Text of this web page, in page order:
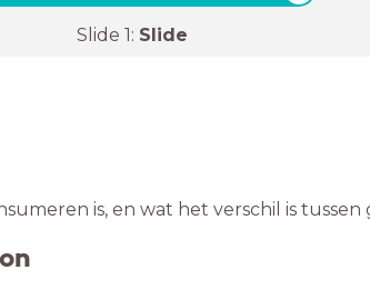
Slide 1: Slide
is, en wat het verschil is